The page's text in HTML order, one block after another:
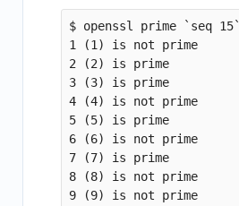
$ openssl prime `seq 15`
1 (1) is not prime
2 (2) is prime
3 (3) is prime
4 (4) is not prime
5 (5) is prime
6 (6) is not prime
7 (7) is prime
8 (8) is not prime
9 (9) is not prime